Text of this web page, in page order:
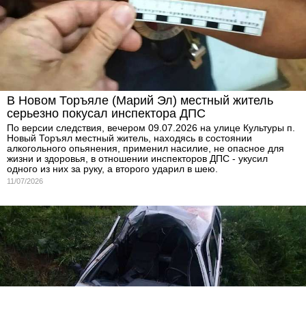
В Новом Торъяле (Марий Эл) местный житель
серьезно покусал инспектора ДПС
По версии следствия, вечером 09.07.2026 на улице Культуры п.
Новый Торъял местный житель, находясь в состоянии
алкогольного опьянения, применил насилие, не опасное для
жизни и здоровья, в отношении инспекторов ДПС - укусил
одного из них за руку, а второго ударил в шею.
11/07/2026